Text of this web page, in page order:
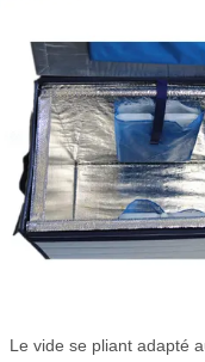
Le vide se pliant adapté